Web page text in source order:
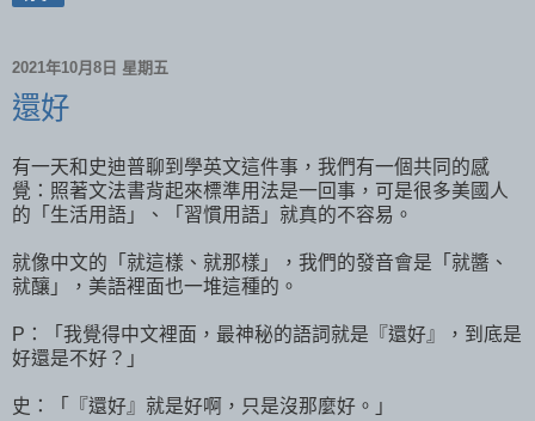
2021年10月8日 星期五
還好
有一天和史迪普聊到學英文這件事，我們有一個共同的感
覺：照著文法書背起來標準用法是一回事，可是很多美國人
的「生活用語」、「習慣用語」就真的不容易。
就像中文的「就這樣、就那樣」，我們的發音會是「就醬、
就釀」，美語裡面也一堆這種的。
P：「我覺得中文裡面，最神秘的語詞就是『還好』，到底是
好還是不好？」
史：「『還好』就是好啊，只是沒那麼好。」